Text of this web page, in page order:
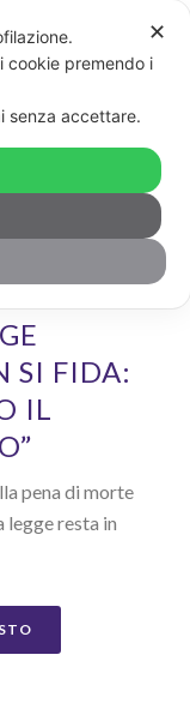
SI FIDA:
IL
pena di morte
legge resta in
✕
cookie premendo i
senza accettare.